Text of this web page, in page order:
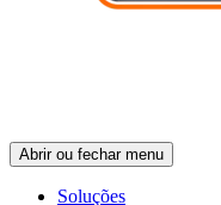
Abrir ou fechar menu
Soluções